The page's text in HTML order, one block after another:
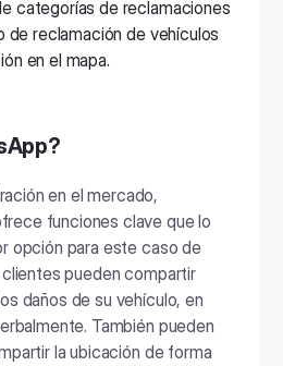
en el mercado,
funciones clave que lo
opción para este caso de
pueden compartir
daños de su vehículo, en
También pueden
la ubicación de forma